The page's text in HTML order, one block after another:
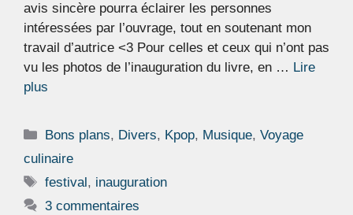
avis sincère pourra éclairer les personnes
intéressées par l’ouvrage, tout en soutenant mon
travail d’autrice <3 Pour celles et ceux qui n’ont pas
vu les photos de l’inauguration du livre, en … Lire
plus
Catégories
Bons plans, Divers, Kpop, Musique,Voyage
culinaire
Étiquettes
festival , inauguration
3 commentaires